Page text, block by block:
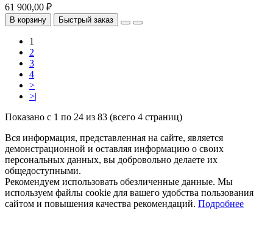
61 900,00 ₽
В корзину Быстрый заказ
1
2
3
4
>
>|
Показано с 1 по 24 из 83 (всего 4 страниц)
Вся информация, представленная на сайте, является
демонстрационной и оставляя информацию о своих
персональных данных, вы добровольно делаете их
общедоступными.
Рекомендуем использовать обезличенные данные. Мы
используем файлы cookie для вашего удобства пользования
сайтом и повышения качества рекомендаций. Подробнее